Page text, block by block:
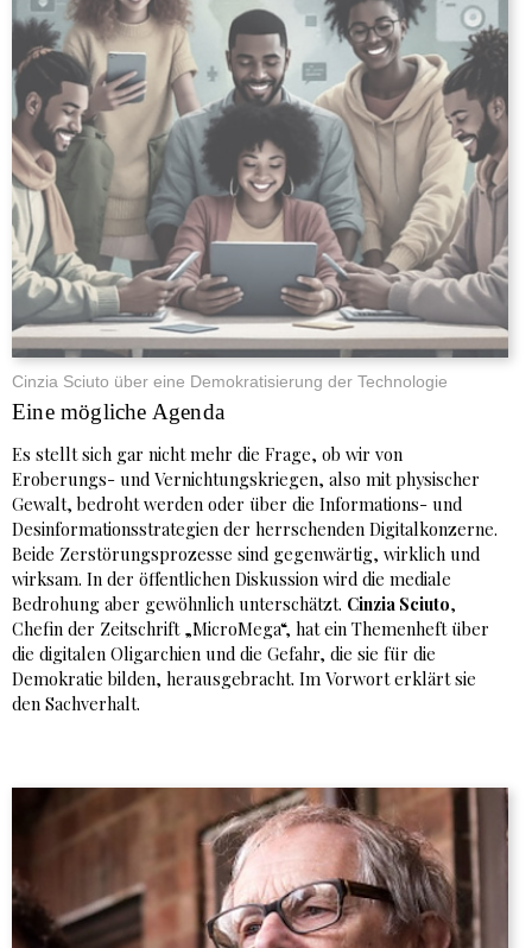
Cinzia Sciuto über eine Demokratisierung der Technologie
Eine mögliche Agenda
Es stellt sich gar nicht mehr die Frage, ob wir von
Eroberungs- und Vernichtungskriegen, also mit physischer
Gewalt, bedroht werden oder über die Informations- und
Desinformationsstrategien der herrschenden Digitalkonzerne.
Beide Zerstörungsprozesse sind gegenwärtig, wirklich und
wirksam. In der öffentlichen Diskussion wird die mediale
Bedrohung aber gewöhnlich unterschätzt. Cinzia Sciuto,
Chefin der Zeitschrift „MicroMega“, hat ein Themenheft über
die digitalen Oligarchien und die Gefahr, die sie für die
Demokratie bilden, herausgebracht. Im Vorwort erklärt sie
den Sachverhalt.